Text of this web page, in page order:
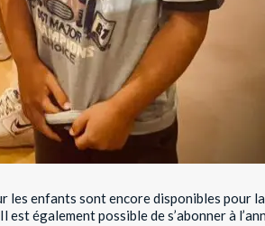
les enfants sont encore disponibles pour
également possible de s’abonner à